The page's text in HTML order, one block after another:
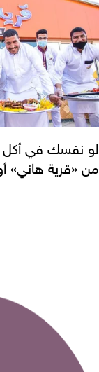
لو نفسك في أكل
من «قرية هاني»